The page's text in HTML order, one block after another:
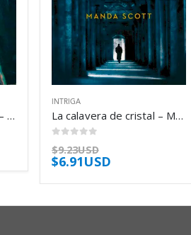
El caso del loro perjuro – Erle Stanley Gardner
INTRIGA
La calavera de cristal – Manda Scott
$9.23USD
$6.91USD